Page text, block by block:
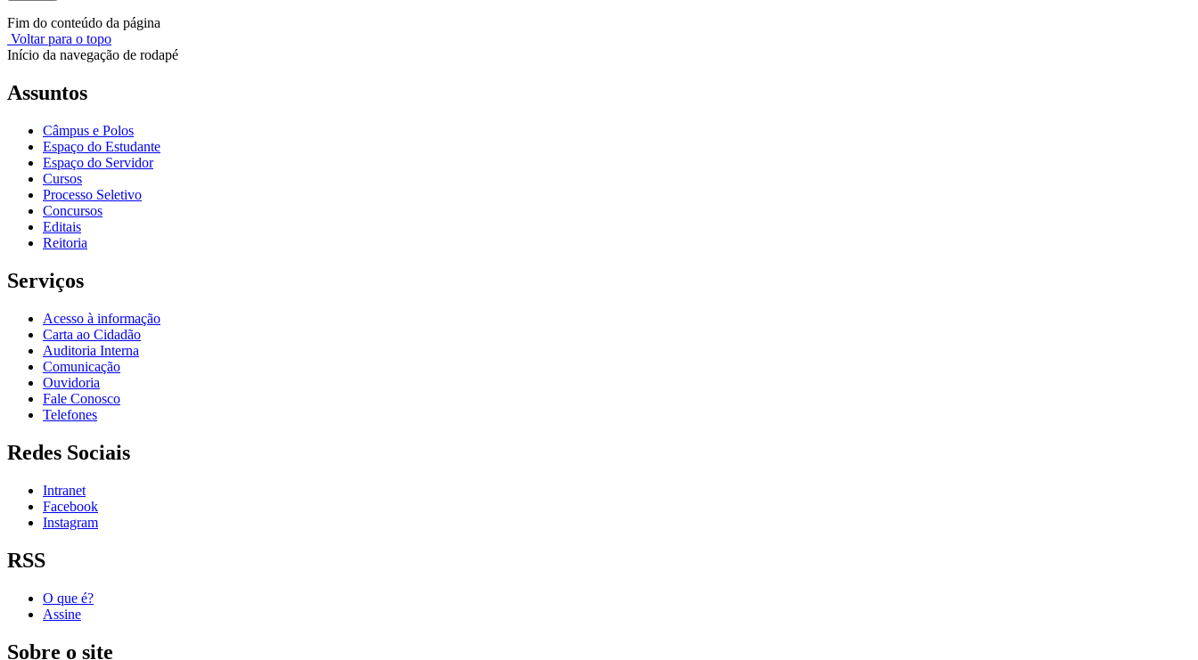
Fim do conteúdo da página
Voltar para o topo
Início da navegação de rodapé
Assuntos
Câmpus e Polos
Espaço do Estudante
Espaço do Servidor
Cursos
Processo Seletivo
Concursos
Editais
Reitoria
Serviços
Acesso à informação
Carta ao Cidadão
Auditoria Interna
Comunicação
Ouvidoria
Fale Conosco
Telefones
Redes Sociais
Intranet
Facebook
Instagram
RSS
O que é?
Assine
Sobre o site